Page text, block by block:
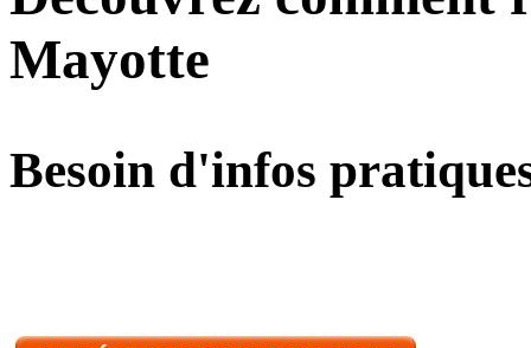
Mayotte
Besoin d'infos